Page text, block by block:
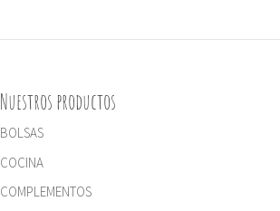
Nuestros productos
BOLSAS
COCINA
COMPLEMENTOS